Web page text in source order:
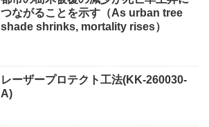
つながることを示す（As urban tree
shade shrinks, mortality rises）
レーザープロテクト⼯法(KK-260030-
A)